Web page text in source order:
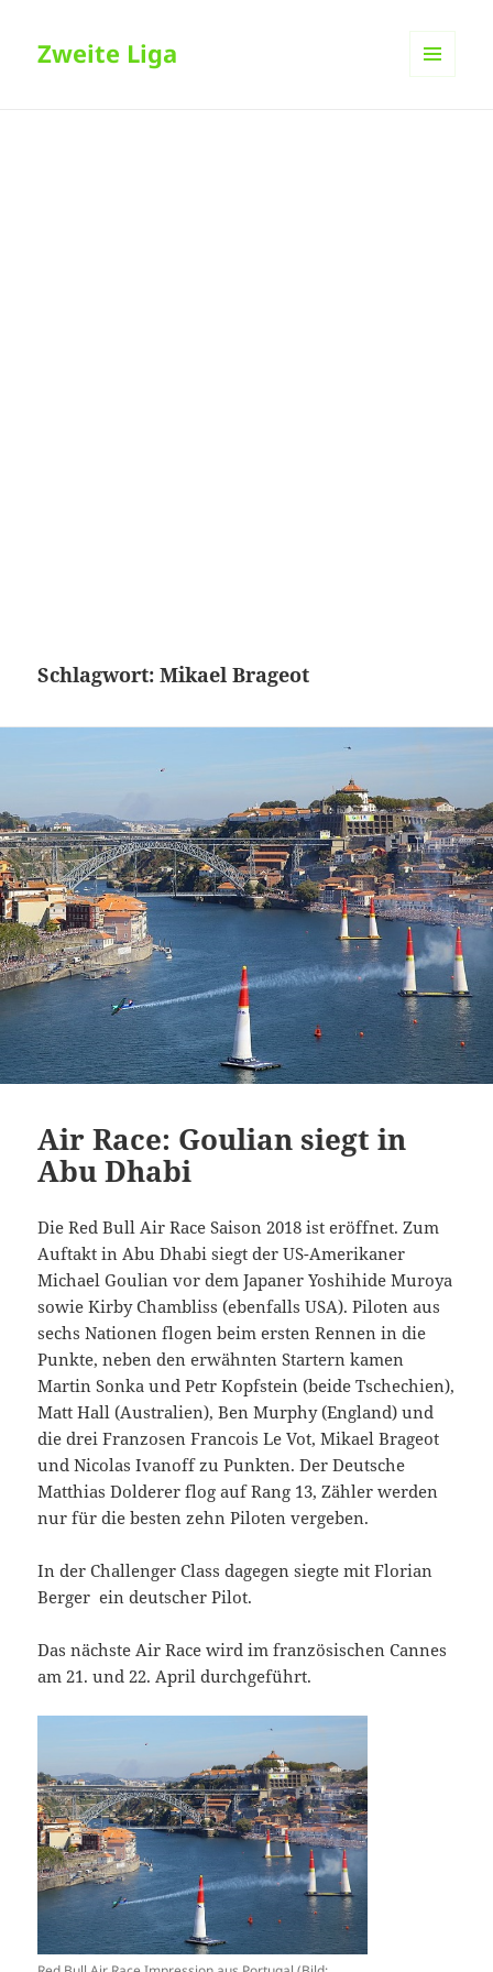
Zweite Liga
Schlagwort:Mikael Brageot
Air Race: Goulian siegt in
Abu Dhabi
Die Red Bull Air Race Saison 2018 ist eröffnet. Zum
Auftakt in Abu Dhabi siegt der US-Amerikaner
Michael Goulian vor dem Japaner Yoshihide Muroya
sowie Kirby Chambliss (ebenfalls USA). Piloten aus
sechs Nationen flogen beim ersten Rennen in die
Punkte, neben den erwähnten Startern kamen
Martin Sonka und Petr Kopfstein (beide Tschechien),
Matt Hall (Australien), Ben Murphy (England) und
die drei Franzosen Francois Le Vot, Mikael Brageot
und Nicolas Ivanoff zu Punkten. Der Deutsche
Matthias Dolderer flog auf Rang 13, Zähler werden
nur für die besten zehn Piloten vergeben.
In der Challenger Class dagegen siegte mit Florian
Berger ein deutscher Pilot.
Das nächste Air Race wird im französischen Cannes
am 21. und 22. April durchgeführt.